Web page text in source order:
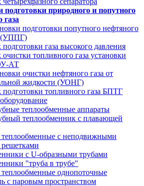
подготовки природного и попутного
газа
подготовки попутного нефтяного
(УППГ)
подготовки газа высокого давления
очистки топливного газа установки
АТ
очистки нефтяного газа от
жидкости (УОНГ)
подготовки топливного газа БПТГ
теплообменные аппараты
теплообменник с плавающей
с неподвижными
с U-образными трубами
"труба в трубе"
однопоточные
с паровым пространством